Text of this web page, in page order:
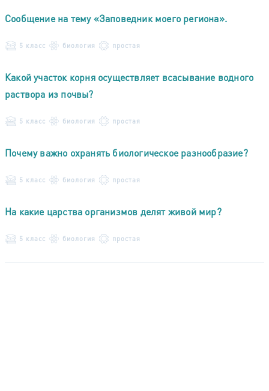
Сообщение на тему «Заповедник моего региона».
5 класс биология простая
Какой участок корня осуществляет всасывание водного
раствора из почвы?
5 класс биология простая
Почему важно охранять биологическое разнообразие?
5 класс биология простая
На какие царства организмов делят живой мир?
5 класс биология простая